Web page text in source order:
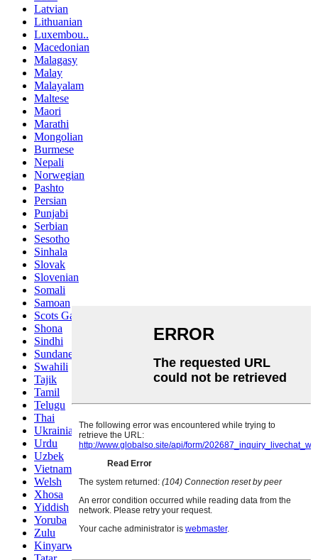
Latvian
Lithuanian
Luxembou..
Macedonian
Malagasy
Malay
Malayalam
Maltese
Maori
Marathi
Mongolian
Burmese
Nepali
Norwegian
Pashto
Persian
Punjabi
Serbian
Sesotho
Sinhala
Slovak
Slovenian
Somali
Samoan
Scots Gaelic
Shona
Sindhi
Sundanese
Swahili
Tajik
Tamil
Telugu
Thai
Ukrainian
Urdu
Uzbek
Vietnamese
Welsh
Xhosa
Yiddish
Yoruba
Zulu
Kinyarwanda